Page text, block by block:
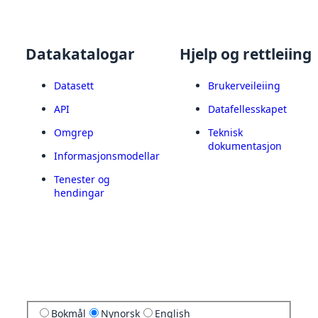
Datakatalogar
Datasett
API
Omgrep
Informasjonsmodellar
Tenester og
hendingar
Hjelp og rettleiing
Brukerveileiing
Datafellesskapet
Teknisk
dokumentasjon
Bokmål Nynorsk English